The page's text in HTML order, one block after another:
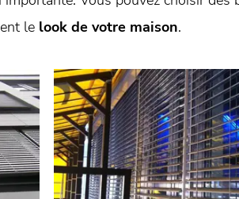
le look de votre maison.